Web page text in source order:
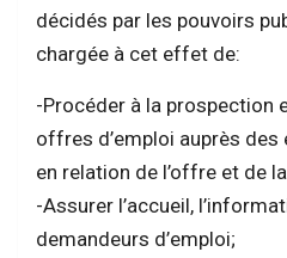
décidés par les pouvoirs
chargée à cet effet de:
-Procéder à la prospection
offres d’emploi auprès
en relation de l’offre et de
-Assurer l’accueil,
demandeurs d’emploi;